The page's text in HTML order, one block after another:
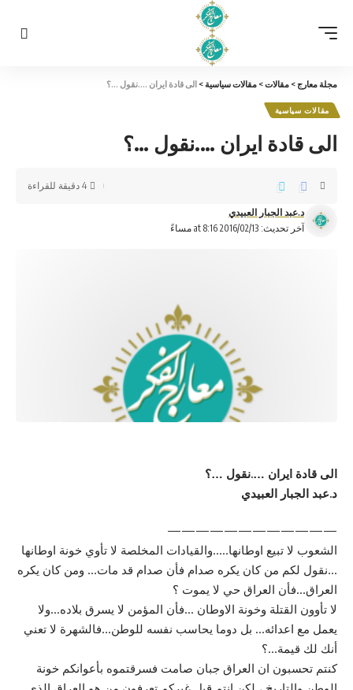
مجلة معارج> مقالات> مقالات سياسية> الى قادة ايران ….نقول …؟
مقالات سياسية
الى قادة ايران ….نقول …؟
آخر تحديث: 2016/02/13 at 8:16 مساءً
د.عبد الجبار العبيدي
4 دقيقة للقراءة
الى قادة ايران ….نقول …؟
د.عبد الجبار العبيدي
————————————
الشعوب لا تبيع اوطانها…..والقيادات المخلصة لا تأوي خونة اوطانها
…نقول لكم من كان يكره صدام فأن صدام قد مات… ومن كان يكره
العراق…فأن العراق حي لا يموت ؟
لا تأوون القتلة وخونة الاوطان …فأن المؤمن لا يسرق بلاده…ولا
يعمل مع اعدائه… بل دوما يحاسب نفسه للوطن…فالشهرة لا تعني
أنك لك قيمة…؟
كنتم تحسبون ان العراق جبان صامت فسرقتموه بأعوانكم خونة